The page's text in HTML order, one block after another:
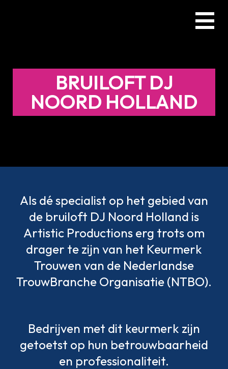
Menu
BRUILOFT DJ
NOORD HOLLAND
Als dé specialist op het gebied van
de bruiloft DJ Noord Holland is
Artistic Productions erg trots om
drager te zijn van het Keurmerk
Trouwen van de Nederlandse
TrouwBranche Organisatie (NTBO).
Bedrijven met dit keurmerk zijn
getoetst op hun betrouwbaarheid
en professionaliteit.